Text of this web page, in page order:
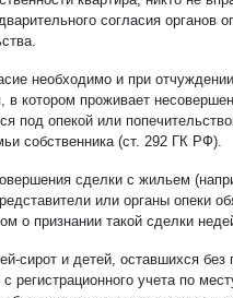
согласия органов
необходимо и при
в котором проживает
под опекой или
собственника (ст. 292 ГК РФ).
сделки с жильем
или органы опеки
о признании такой сделки
сирот и детей, оставшихся без
регистрационного учета по